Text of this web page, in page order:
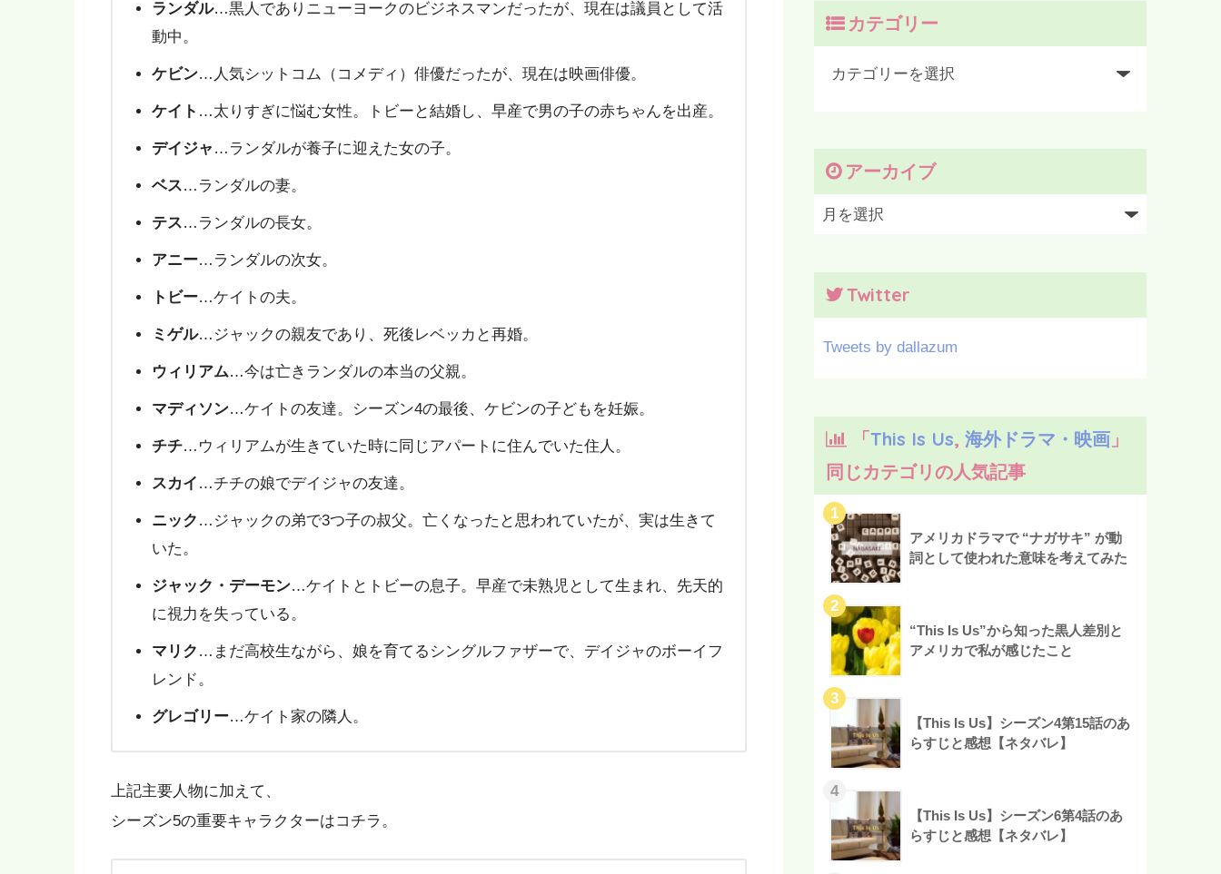
ランダル…黒人でありニューヨークのビジネスマンだったが、現在は議員として活
動中。
ケビン…人気シットコム（コメディ）俳優だったが、現在は映画俳優。
ケイト …太りすぎに悩む女性。トビーと結婚し、早産で男の子の赤ちゃんを出産。
デイジャ …ランダルが養子に迎えた女の子。
ベス…ランダルの妻。
テス…ランダルの長女。
アニー…ランダルの次女。
トビー…ケイトの夫。
ミゲル…ジャックの親友であり、死後レベッカと再婚。
ウィリアム…今は亡きランダルの本当の父親。
マディソン…ケイトの友達。シーズン4の最後、ケビンの子どもを妊娠。
チチ…ウィリアムが生きていた時に同じアパートに住んでいた住人。
スカイ …チチの娘でデイジャの友達。
ニック …ジャックの弟で3つ子の叔父。亡くなったと思われていたが、実は生きて
いた。
ジャック・デーモン…ケイトとトビーの息子。早産で未熟児として生まれ、先天的
に視力を失っている。
マリク …まだ高校生ながら、娘を育てるシングルファザーで、デイジャのボーイフ
レンド。
グレゴリー…ケイト家の隣人。
上記主要人物に加えて、
シーズン5の重要キャラクターはコチラ。
カテゴリー
アーカイブ
Twitter
Tweets by dallazum
「This Is Us,海外ドラマ・映画 」
同じカテゴリの人気記事
アメリカドラマで “ナガサキ” が動
詞として使われた意味を考えてみた
“This Is Us”から知った黒人差別と
アメリカで私が感じたこと
【This Is Us】シーズン4第15話のあ
らすじと感想【ネタバレ】
【This Is Us】シーズン6第4話のあ
らすじと感想【ネタバレ】